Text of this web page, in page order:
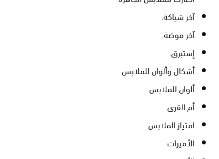
آخر شياكة.
آخر موضة.
إستبرق.
أشكال وألوان للملابس
ألوان للملابس
أم القرى.
امتياز الملابس.
الأميرات.